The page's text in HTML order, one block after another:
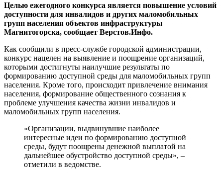
Целью ежегодного конкурса является повышение условий
доступности для инвалидов и других маломобильных
групп населения объектов инфраструктуры
Магнитогорска, сообщает Верстов.Инфо.
Как сообщили в пресс-службе городской администрации,
конкурс нацелен на выявление и поощрение организаций,
которыми достигнуты наилучшие результаты по
формированию доступной среды для маломобильных групп
населения. Кроме того, происходит привлечение внимания
населения, формирование общественного сознания к
проблеме улучшения качества жизни инвалидов и
маломобильных групп населения.
«Организации, выдвинувшие наиболее
интересные идеи по формированию доступной
среды, будут поощрены денежной выплатой на
дальнейшее обустройство доступной среды», –
отметили в ведомстве.